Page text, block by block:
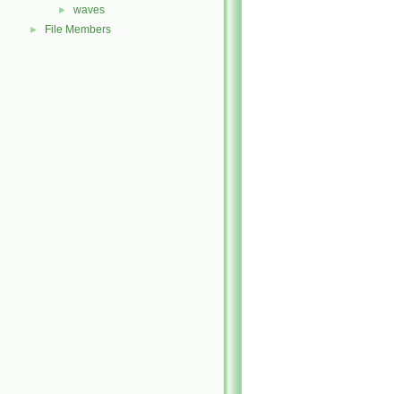
► waves
► File Members